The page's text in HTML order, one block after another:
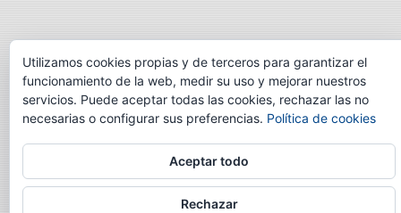
Utilizamos cookies propias y de terceros para garantizar el
funcionamiento de la web, medir su uso y mejorar nuestros
servicios. Puede aceptar todas las cookies, rechazar las no
necesarias o configurar sus preferencias. Política de cookies
Aceptar todo
Rechazar